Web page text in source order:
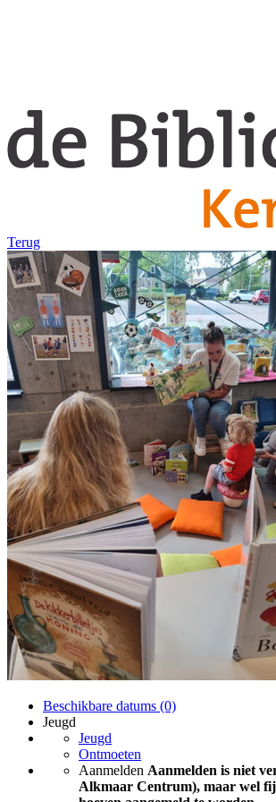
Terug
Beschikbare datums (0)
Jeugd
Jeugd
Ontmoeten
Aanmelden Aanmelden is niet
Alkmaar Centrum), maar wel